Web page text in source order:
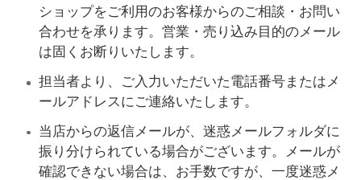
ショップをご利用のお客様からのご相談・お問い
合わせを承ります。営業・売り込み目的のメール
は固くお断りいたします。
担当者より、ご入力いただいた電話番号またはメ
ールアドレスにご連絡いたします。
当店からの返信メールが、迷惑メールフォルダに
振り分けられている場合がございます。メールが
確認できない場合は、お手数ですが、一度迷惑メ